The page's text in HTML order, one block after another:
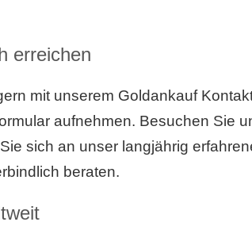
erreichen
mit unserem Goldankauf
aufnehmen. Besuchen Sie
sich an unser langjährig
beraten.